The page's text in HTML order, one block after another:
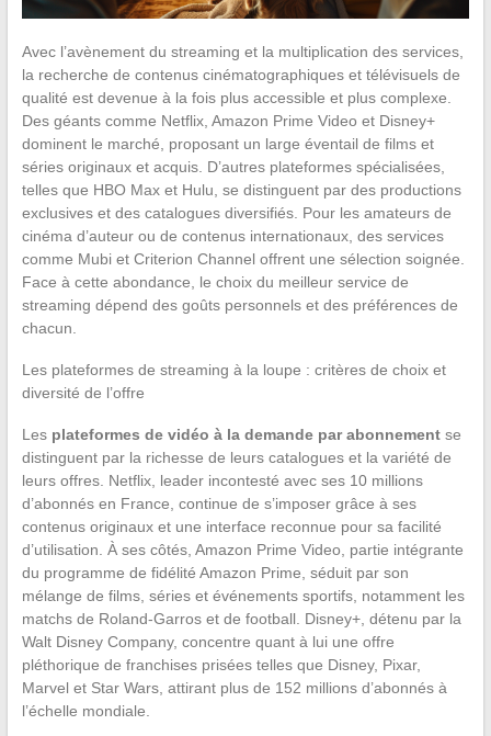
Avec l’avènement du streaming et la multiplication des services,
la recherche de contenus cinématographiques et télévisuels de
qualité est devenue à la fois plus accessible et plus complexe.
Des géants comme Netflix, Amazon Prime Video et Disney+
dominent le marché, proposant un large éventail de films et
séries originaux et acquis. D’autres plateformes spécialisées,
telles que HBO Max et Hulu, se distinguent par des productions
exclusives et des catalogues diversifiés. Pour les amateurs de
cinéma d’auteur ou de contenus internationaux, des services
comme Mubi et Criterion Channel offrent une sélection soignée.
Face à cette abondance, le choix du meilleur service de
streaming dépend des goûts personnels et des préférences de
chacun.
Les plateformes de streaming à la loupe : critères de choix et
diversité de l’offre
Les plateformes de vidéo à la demande par abonnementse
distinguent par la richesse de leurs catalogues et la variété de
leurs offres. Netflix, leader incontesté avec ses 10 millions
d’abonnés en France, continue de s’imposer grâce à ses
contenus originaux et une interface reconnue pour sa facilité
d’utilisation. À ses côtés, Amazon Prime Video, partie intégrante
du programme de fidélité Amazon Prime, séduit par son
mélange de films, séries et événements sportifs, notamment les
matchs de Roland-Garros et de football. Disney+, détenu par la
Walt Disney Company, concentre quant à lui une offre
pléthorique de franchises prisées telles que Disney, Pixar,
Marvel et Star Wars, attirant plus de 152 millions d’abonnés à
l’échelle mondiale.